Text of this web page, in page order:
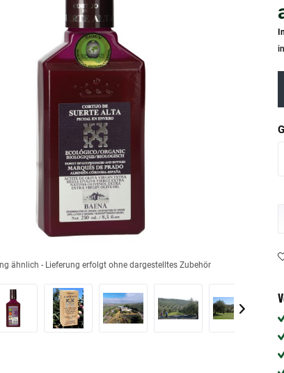
ähnlich - Lieferung erfolgt ohne dargestelltes Zubehör